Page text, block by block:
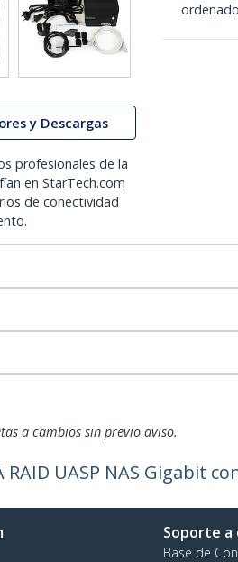
y Descargas
profesionales de la
en StarTech.com
de conectividad
a cambios sin previo aviso.
RAID UASP NAS Gigabit
Soporte a
Base de